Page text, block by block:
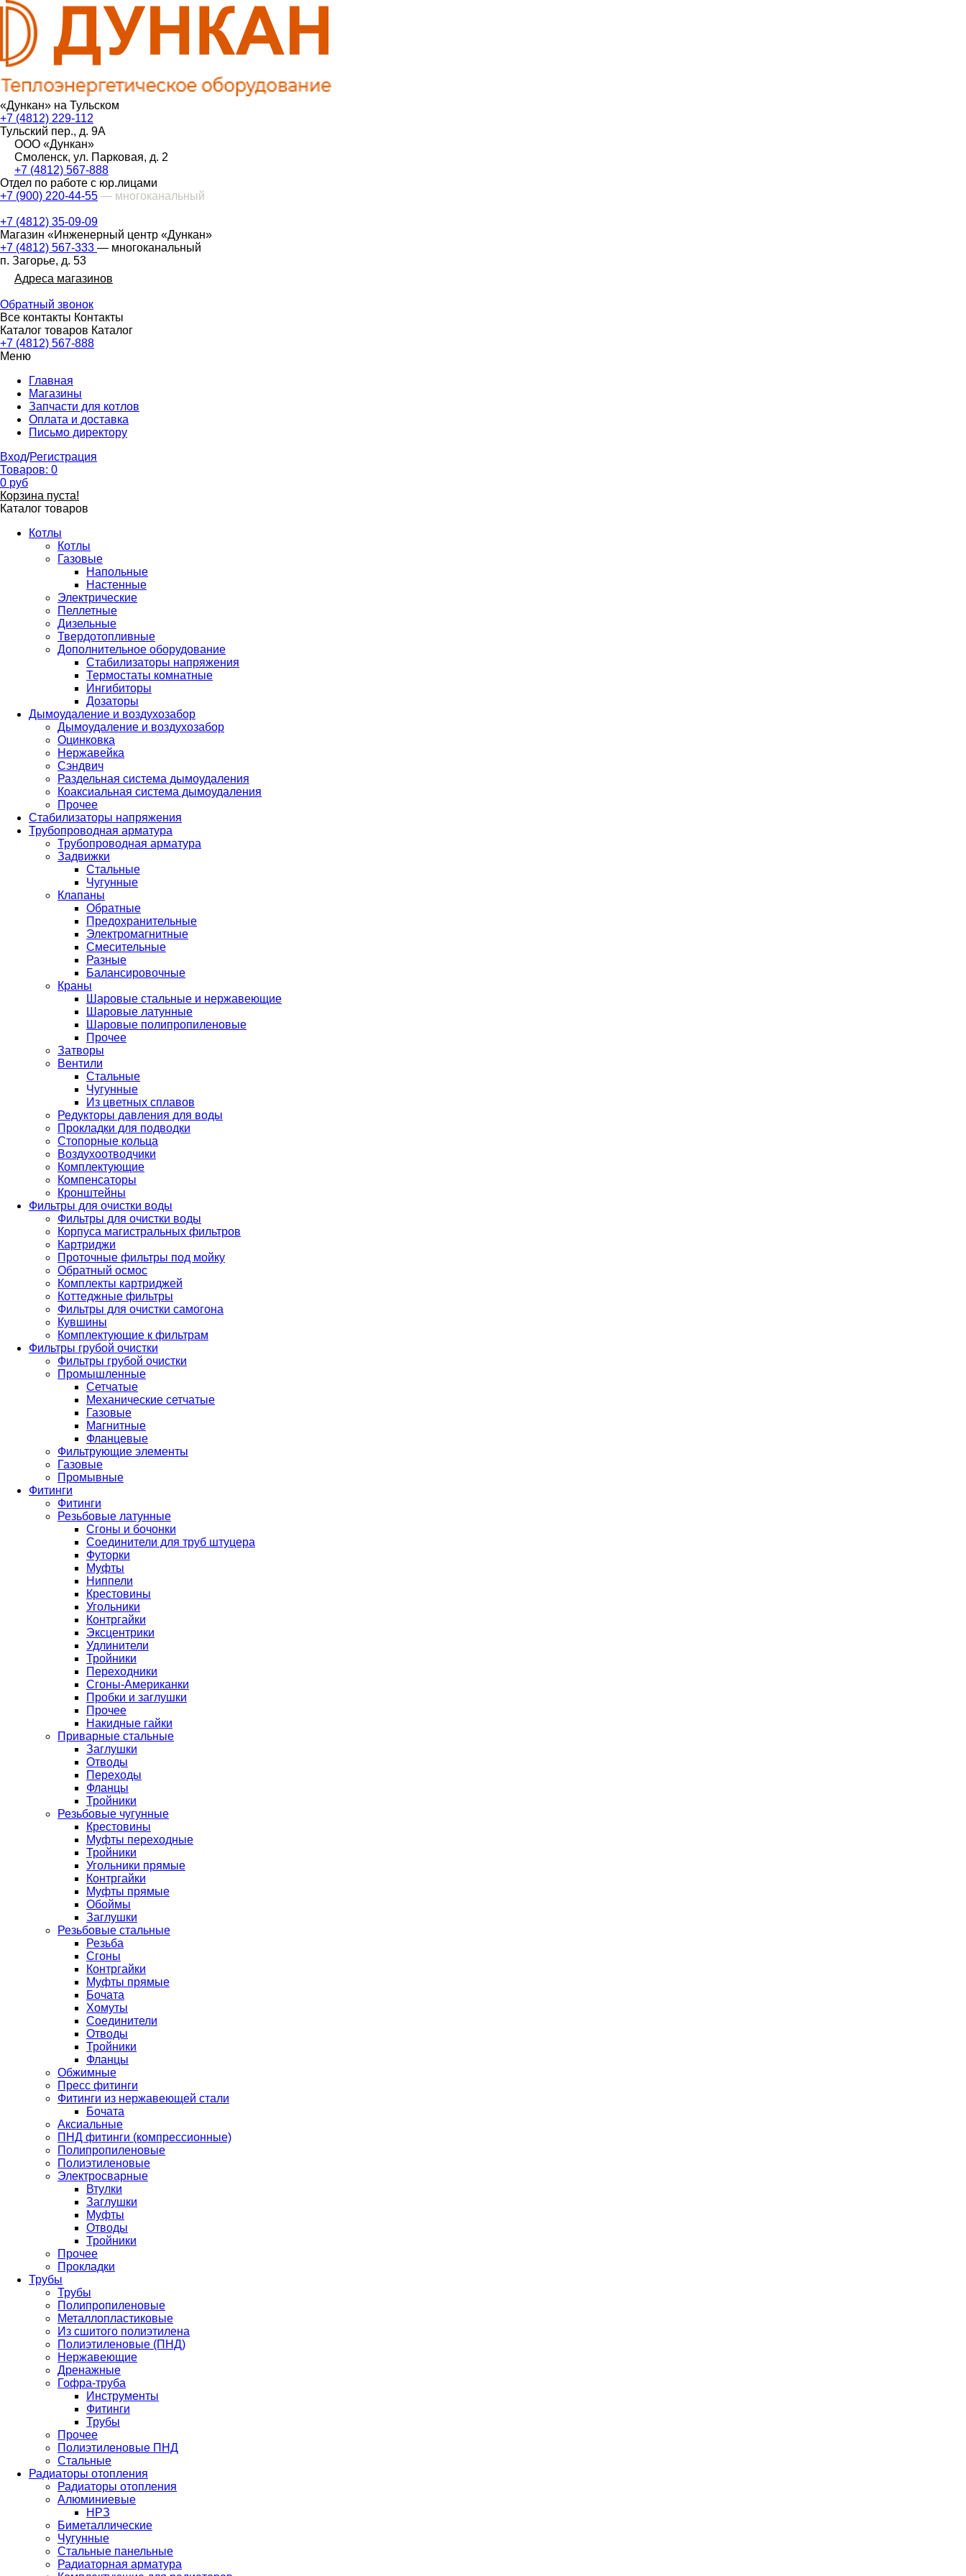
«Дункан» на Тульском
+7 (4812) 229-112
Тульский пер., д. 9А
ООО «Дункан»
Смоленск, ул. Парковая, д. 2
+7 (4812) 567-888
Отдел по работе с юр.лицами
+7 (900) 220-44-55 — многоканальный
+7 (4812) 35-09-09
Магазин «Инженерный центр «Дункан»
+7 (4812) 567-333 — многоканальный
п. Загорье, д. 53
Адреса магазинов
Обратный звонок
Все контакты Контакты
Каталог товаров Каталог
+7 (4812) 567-888
Меню
Главная
Магазины
Запчасти для котлов
Оплата и доставка
Письмо директору
Вход/Регистрация
Товаров: 0
0 руб
Корзина пуста!
Каталог товаров
Котлы
Котлы
Газовые
Напольные
Настенные
Электрические
Пеллетные
Дизельные
Твердотопливные
Дополнительное оборудование
Стабилизаторы напряжения
Термостаты комнатные
Ингибиторы
Дозаторы
Дымоудаление и воздухозабор
Дымоудаление и воздухозабор
Оцинковка
Нержавейка
Сэндвич
Раздельная система дымоудаления
Коаксиальная система дымоудаления
Прочее
Стабилизаторы напряжения
Трубопроводная арматура
Трубопроводная арматура
Задвижки
Стальные
Чугунные
Клапаны
Обратные
Предохранительные
Электромагнитные
Смесительные
Разные
Балансировочные
Краны
Шаровые стальные и нержавеющие
Шаровые латунные
Шаровые полипропиленовые
Прочее
Затворы
Вентили
Стальные
Чугунные
Из цветных сплавов
Редукторы давления для воды
Прокладки для подводки
Стопорные кольца
Воздухоотводчики
Комплектующие
Компенсаторы
Кронштейны
Фильтры для очистки воды
Фильтры для очистки воды
Корпуса магистральных фильтров
Картриджи
Проточные фильтры под мойку
Обратный осмос
Комплекты картриджей
Коттеджные фильтры
Фильтры для очистки самогона
Кувшины
Комплектующие к фильтрам
Фильтры грубой очистки
Фильтры грубой очистки
Промышленные
Сетчатые
Механические сетчатые
Газовые
Магнитные
Фланцевые
Фильтрующие элементы
Газовые
Промывные
Фитинги
Фитинги
Резьбовые латунные
Сгоны и бочонки
Соединители для труб штуцера
Футорки
Муфты
Ниппели
Крестовины
Угольники
Контргайки
Эксцентрики
Удлинители
Тройники
Переходники
Сгоны-Американки
Пробки и заглушки
Прочее
Накидные гайки
Приварные стальные
Заглушки
Отводы
Переходы
Фланцы
Тройники
Резьбовые чугунные
Крестовины
Муфты переходные
Тройники
Угольники прямые
Контргайки
Муфты прямые
Обоймы
Заглушки
Резьбовые стальные
Резьба
Сгоны
Контргайки
Муфты прямые
Бочата
Хомуты
Соединители
Отводы
Тройники
Фланцы
Обжимные
Пресс фитинги
Фитинги из нержавеющей стали
Бочата
Аксиальные
ПНД фитинги (компрессионные)
Полипропиленовые
Полиэтиленовые
Электросварные
Втулки
Заглушки
Муфты
Отводы
Тройники
Прочее
Прокладки
Трубы
Трубы
Полипропиленовые
Металлопластиковые
Из сшитого полиэтилена
Полиэтиленовые (ПНД)
Нержавеющие
Дренажные
Гофра-труба
Инструменты
Фитинги
Трубы
Прочее
Полиэтиленовые ПНД
Стальные
Радиаторы отопления
Радиаторы отопления
Алюминиевые
НРЗ
Биметаллические
Чугунные
Стальные панельные
Радиаторная арматура